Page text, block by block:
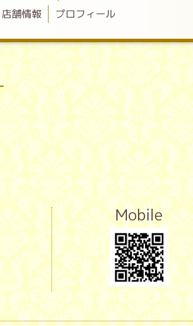
店舗情報 プロフィール
Mobile